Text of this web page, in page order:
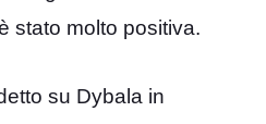
stato molto positiva.